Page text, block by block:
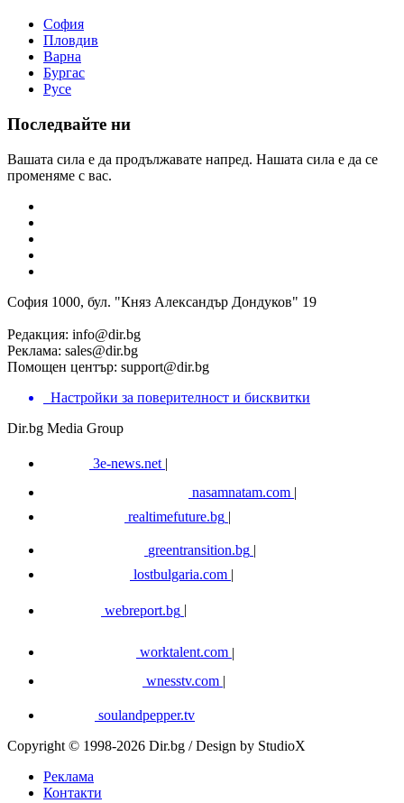
София
Пловдив
Варна
Бургас
Русе
Последвайте ни
Вашата сила е да продължавате напред. Нашата сила е да се
променяме с вас.
София 1000, бул. "Княз Александър Дондуков" 19
Редакция: info@dir.bg
Реклама: sales@dir.bg
Помощен център: support@dir.bg
Настройки за поверителност и бисквитки
Dir.bg Media Group
3e-news.net |
nasamnatam.com |
realtimefuture.bg |
greentransition.bg |
lostbulgaria.com |
webreport.bg
worktalent.com |
wnesstv.com |
soulandpepper.tv
Copyright © 1998-2026 Dir.bg / Design by StudioX
Реклама
Контакти